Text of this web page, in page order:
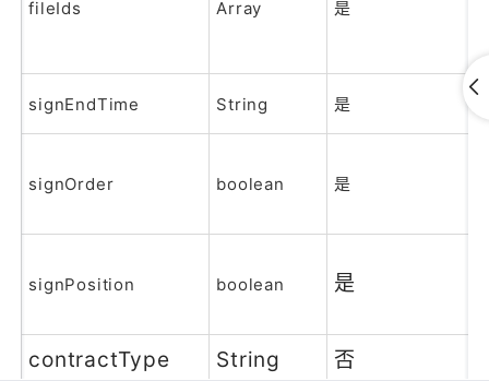
fileIds Array 是
signEndTime String 是
signOrder boolean 是
signPosition boolean 是
contractType String 否